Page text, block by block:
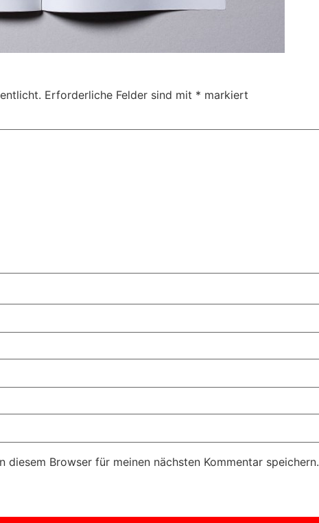
Erforderliche Felder sind mit * markiert
diesem Browser für meinen nächsten Kommentar speichern.